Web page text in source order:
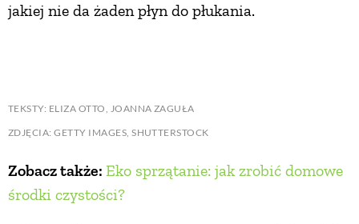
jakiej nie da żaden płyn do płukania.
TEKSTY: ELIZA OTTO, JOANNA ZAGUŁA
ZDJĘCIA: GETTY IMAGES, SHUTTERSTOCK
Zobacz także: Eko sprzątanie: jak zrobić domowe
środki czystości?